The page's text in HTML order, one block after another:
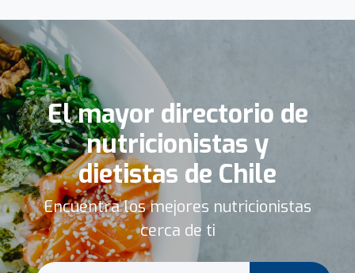
El mayor directorio de
nutricionistas y
dietistas de Chile
Encuentra los mejores nutricionistas
cerca de ti